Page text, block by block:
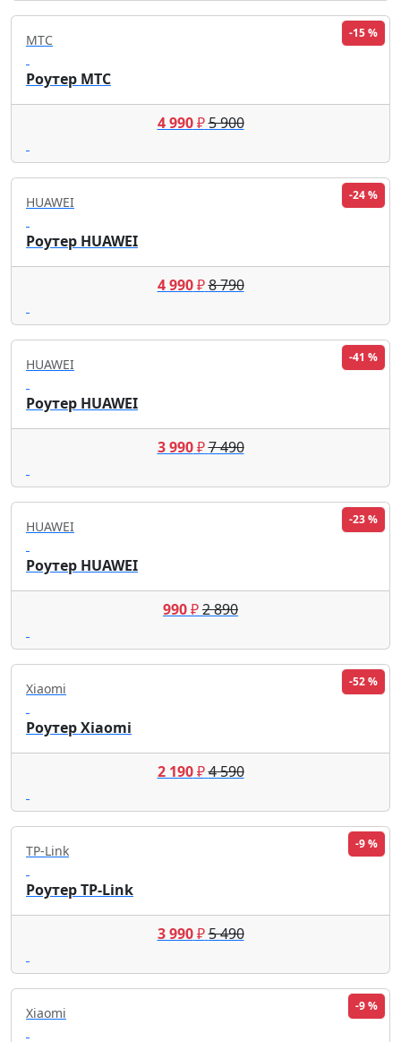
-15 %
МТС
Роутер МТС
4 990₽5 900
-24 %
HUAWEI
Роутер HUAWEI
4 990₽8 790
-41 %
HUAWEI
Роутер HUAWEI
3 990₽7 490
-23 %
HUAWEI
Роутер HUAWEI
990₽2 890
-52 %
Xiaomi
Роутер Xiaomi
2 190₽4 590
-9 %
TP-Link
Роутер TP-Link
3 990₽5 490
-9 %
Xiaomi